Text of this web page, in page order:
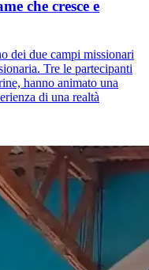
che cresce e
dei due campi missionari
Tre le partecipanti
hanno animato una
di una realtà